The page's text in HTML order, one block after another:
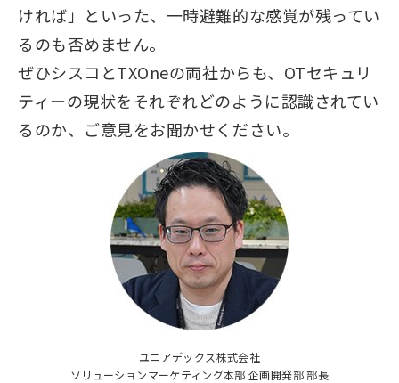
ユニアデックス株式会社
ソリューションマーケティング本部 企画開発部 部長
ければ」といった、一時避難的な感覚が残ってい
るのも否めません。
ぜひシスコとTXOneの両社からも、OTセキュリ
ティーの現状をそれぞれどのように認識されてい
るのか、ご意見をお聞かせください。